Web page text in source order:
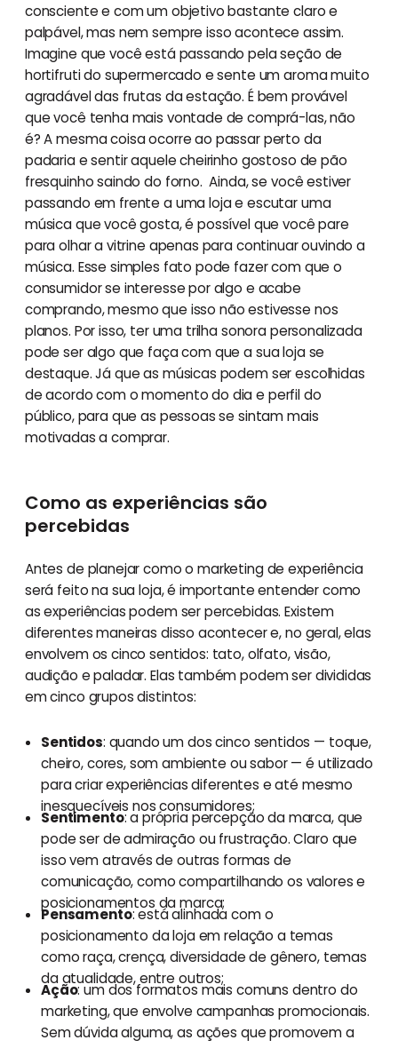
consciente e com um objetivo bastante claro e
palpável, mas nem sempre isso acontece assim.
Imagine que você está passando pela seção de
hortifruti do supermercado e sente um aroma muito
agradável das frutas da estação. É bem provável
que você tenha mais vontade de comprá-las, não
é? A mesma coisa ocorre ao passar perto da
padaria e sentir aquele cheirinho gostoso de pão
fresquinho saindo do forno. Ainda, se você estiver
passando em frente a uma loja e escutar uma
música que você gosta, é possível que você pare
para olhar a vitrine apenas para continuar ouvindo a
música. Esse simples fato pode fazer com que o
consumidor se interesse por algo e acabe
comprando, mesmo que isso não estivesse nos
planos. Por isso, ter uma trilha sonora personalizada
pode ser algo que faça com que a sua loja se
destaque. Já que as músicas podem ser escolhidas
de acordo com o momento do dia e perfil do
público, para que as pessoas se sintam mais
motivadas a comprar.
Como as experiências são
percebidas
Antes de planejar como o marketing de experiência
será feito na sua loja, é importante entender como
as experiências podem ser percebidas. Existem
diferentes maneiras disso acontecer e, no geral, elas
envolvem os cinco sentidos: tato, olfato, visão,
audição e paladar. Elas também podem ser divididas
em cinco grupos distintos:
Sentidos: quando um dos cinco sentidos — toque,
cheiro, cores, som ambiente ou sabor — é utilizado
para criar experiências diferentes e até mesmo
inesquecíveis nos consumidores;
Sentimento: a própria percepção da marca, que
pode ser de admiração ou frustração. Claro que
isso vem através de outras formas de
comunicação, como compartilhando os valores e
posicionamentos da marca;
Pensamento: está alinhada com o
posicionamento da loja em relação a temas
como raça, crença, diversidade de gênero, temas
da atualidade, entre outros;
Ação: um dos formatos mais comuns dentro do
marketing, que envolve campanhas promocionais.
Sem dúvida alguma, as ações que promovem a